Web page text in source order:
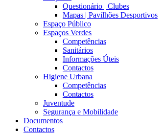
Questionário | Clubes
Mapas | Pavilhões Desportivos
Espaço Público
Espaços Verdes
Competências
Sanitários
Informações Úteis
Contactos
Higiene Urbana
Competências
Contactos
Juventude
Segurança e Mobilidade
Documentos
Contactos